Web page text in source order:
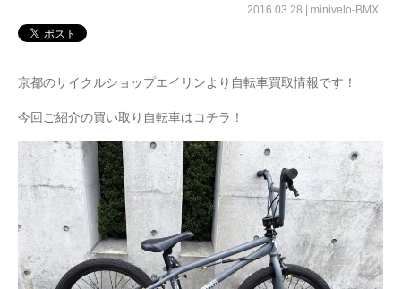
2016.03.28 | minivelo-BMX
京都のサイクルショップエイリンより自転車買取情報です！
今回ご紹介の買い取り自転車はコチラ！